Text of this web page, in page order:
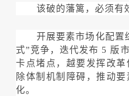
该破的藩篱，必须有
开展要素市场化配置
式”竞争，迭代发布 5 版
卡点堵点，越要发挥改
除体制机制障碍，推动
化。